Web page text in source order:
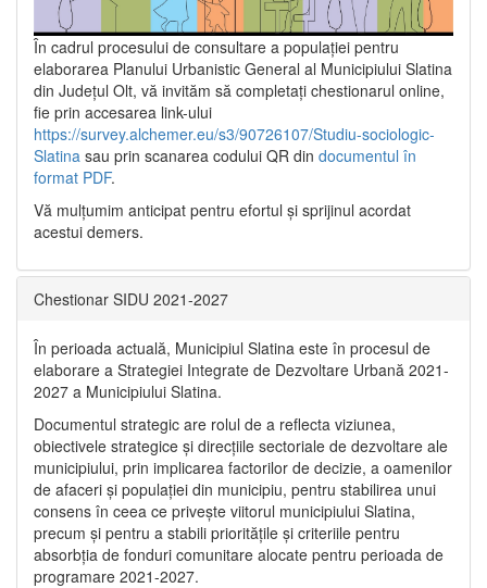
În cadrul procesului de consultare a populaţiei pentru
elaborarea Planului Urbanistic General al Municipiului Slatina
din Județul Olt, vă invităm să completați chestionarul online,
fie prin accesarea link-ului
https://survey.alchemer.eu/s3/90726107/Studiu-sociologic-
Slatina sau prin scanarea codului QR din documentul în
format PDF.
Vă mulţumim anticipat pentru efortul şi sprijinul acordat
acestui demers.
Chestionar SIDU 2021-2027
În perioada actuală, Municipiul Slatina este în procesul de
elaborare a Strategiei Integrate de Dezvoltare Urbană 2021‐
2027 a Municipiului Slatina.
Documentul strategic are rolul de a reflecta viziunea,
obiectivele strategice și direcțiile sectoriale de dezvoltare ale
municipiului, prin implicarea factorilor de decizie, a oamenilor
de afaceri și populației din municipiu, pentru stabilirea unui
consens în ceea ce privește viitorul municipiului Slatina,
precum și pentru a stabili prioritățile și criteriile pentru
absorbția de fonduri comunitare alocate pentru perioada de
programare 2021-2027.